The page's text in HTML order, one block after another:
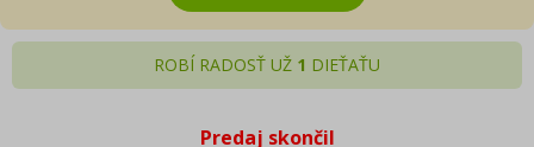
ROBÍ RADOSŤ UŽ 1 DIEŤAŤU
Predaj skončil